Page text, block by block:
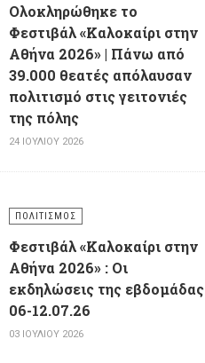
Ολοκληρώθηκε το
Φεστιβάλ «Καλοκαίρι στην
Αθήνα 2026» | Πάνω από
39.000 θεατές απόλαυσαν
πολιτισμό στις γειτονιές
της πόλης
24 ΙΟΥΛΊΟΥ 2026
ΠΟΛΙΤΙΣΜΌΣ
Φεστιβάλ «Καλοκαίρι στην
Αθήνα 2026» : Οι
εκδηλώσεις της εβδομάδας
06-12.07.26
03 ΙΟΥΛΊΟΥ 2026